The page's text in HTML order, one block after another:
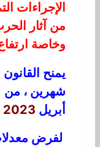
الإجراءات
من آثار
وخاصة
يمنح
شهرين ، من
أبريل 2023
لفرض